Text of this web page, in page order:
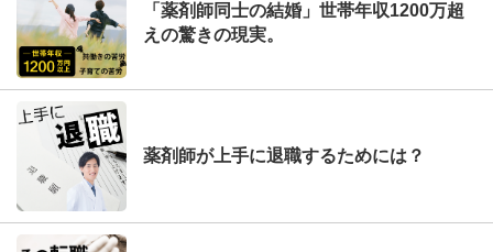
「薬剤師同士の結婚」世帯年収1200万超
えの驚きの現実。
薬剤師が上手に退職するためには？